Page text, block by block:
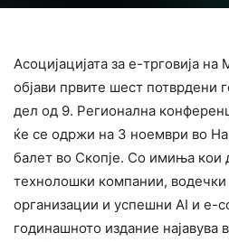
Асоцијацијата за е-трговија
објави првите шест потврдени
дел од 9. Регионална
ќе се одржи на 3 ноември во
балет во Скопје. Со имиња кои
технолошки компании, водечки
организации и успешни AI и e-
годинашното издание најавува